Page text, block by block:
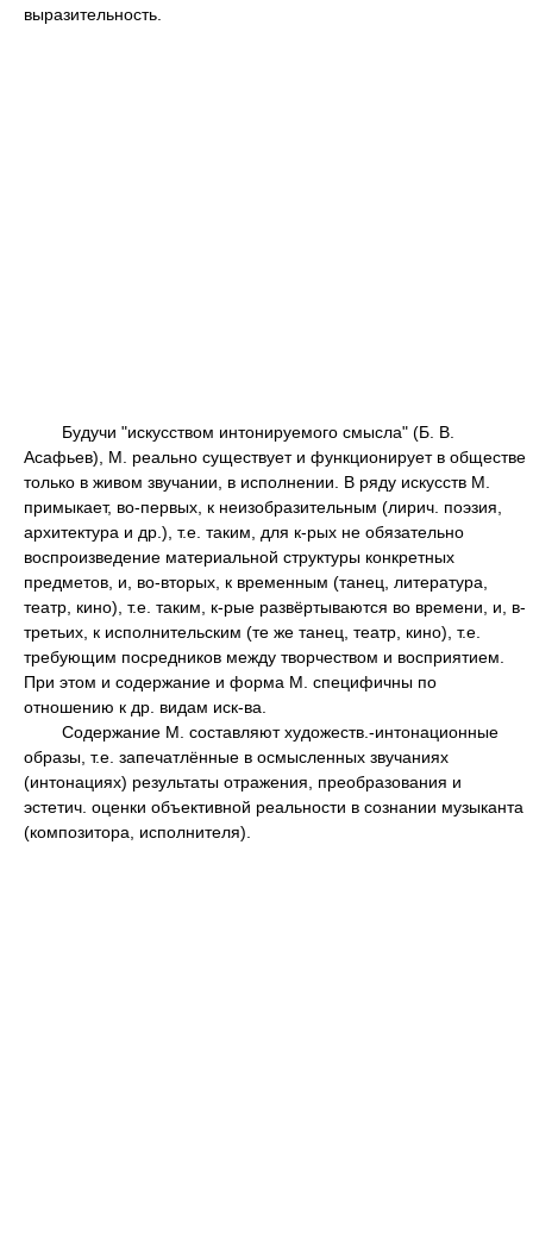
выразительность.
Будучи "искусством интонируемого смысла" (Б. В.
Асафьев), М. реально существует и функционирует в обществе
только в живом звучании, в исполнении. В ряду искусств М.
примыкает, во-первых, к неизобразительным (лирич. поэзия,
архитектура и др.), т.е. таким, для к-рых не обязательно
воспроизведение материальной структуры конкретных
предметов, и, во-вторых, к временным (танец, литература,
театр, кино), т.е. таким, к-рые развёртываются во времени, и, в-
третьих, к исполнительским (те же танец, театр, кино), т.е.
требующим посредников между творчеством и восприятием.
При этом и содержание и форма М. специфичны по
отношению к др. видам иск-ва.
Содержание М. составляют художеств.-интонационные
образы, т.е. запечатлённые в осмысленных звучаниях
(интонациях) результаты отражения, преобразования и
эстетич. оценки объективной реальности в сознании музыканта
(композитора, исполнителя).